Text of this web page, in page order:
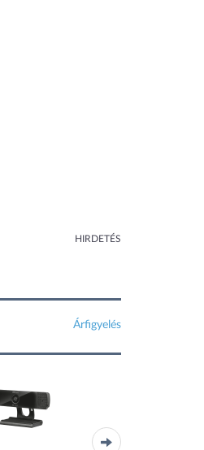
HIRDETÉS
Árfigyelés